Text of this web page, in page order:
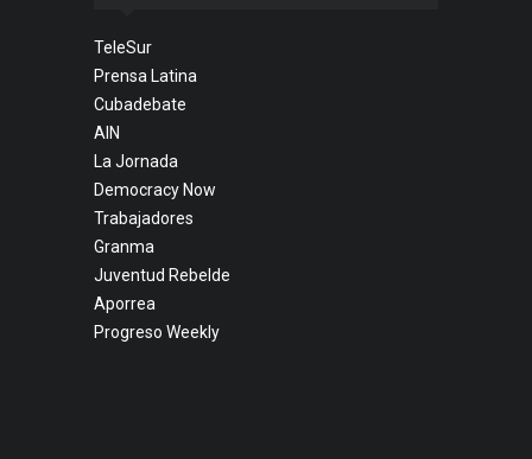
TeleSur
Prensa Latina
Cubadebate
AIN
La Jornada
Democracy Now
Trabajadores
Granma
Juventud Rebelde
Aporrea
Progreso Weekly